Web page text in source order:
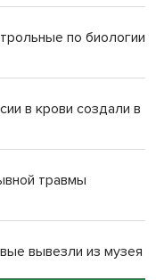
по биологии
в крови создали в
травмы
вывезли из музея